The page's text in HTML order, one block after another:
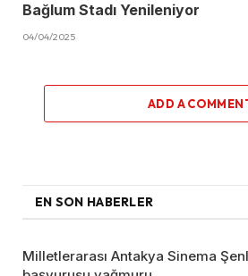
Bağlum Stadı Yenileniyor
04/04/2025
ADD A
EN SON HABERLER
Milletlerarası Antakya Sinema